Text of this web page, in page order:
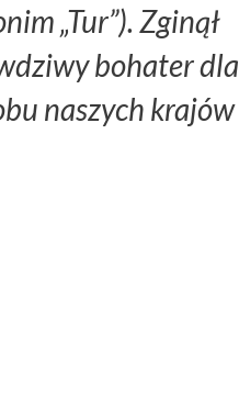
„Tur”). Zginął
bohater dla
naszych krajów